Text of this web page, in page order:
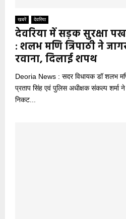
खबरें देवरिया
देवरिया में सड़क सुरक्षा
: शलभ मणि त्रिपाठी ने
रवाना, दिलाई शपथ
Deoria News : सदर विधायक डॉ शलभ
प्रताप सिंह एवं पुलिस अधीक्षक संकल्प शर्मा
निकट...